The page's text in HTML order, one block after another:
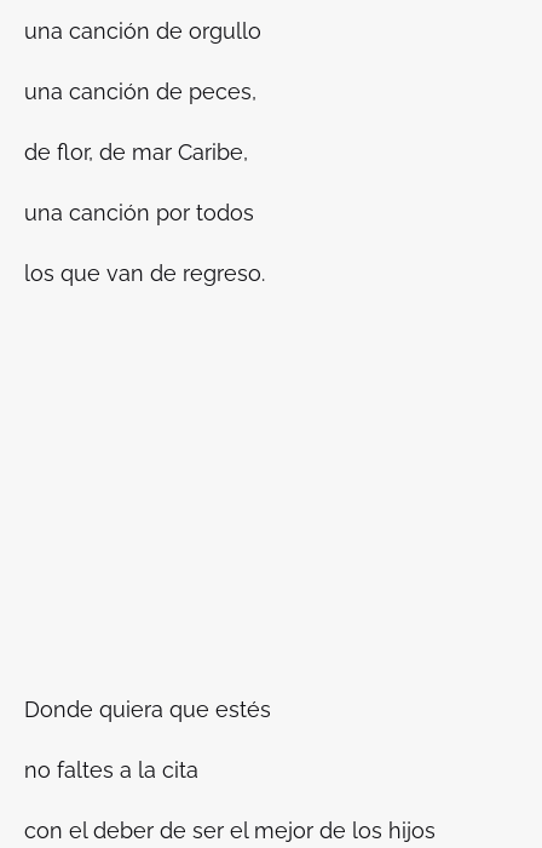
una canción de orgullo
una canción de peces,
de flor, de mar Caribe,
una canción por todos
los que van de regreso.
Donde quiera que estés
no faltes a la cita
con el deber de ser el mejor de los hijos